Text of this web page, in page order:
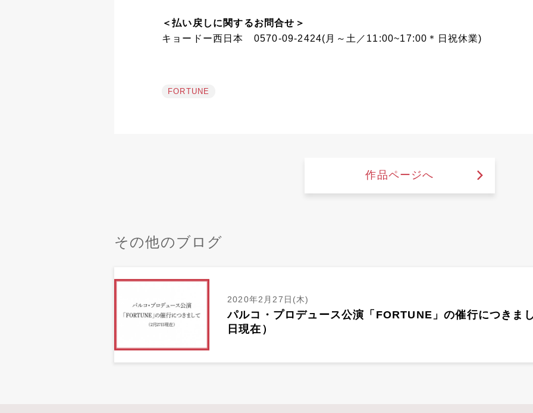
＜払い戻しに関するお問合せ＞
キョードー西日本 0570-09-2424(月～土／11:00~17:00＊日祝休業)
FORTUNE
作品ページへ
その他のブログ
2020年2月27日(木)
パルコ・プロデュース公演「FORTUNE」の催行につきま
日現在）